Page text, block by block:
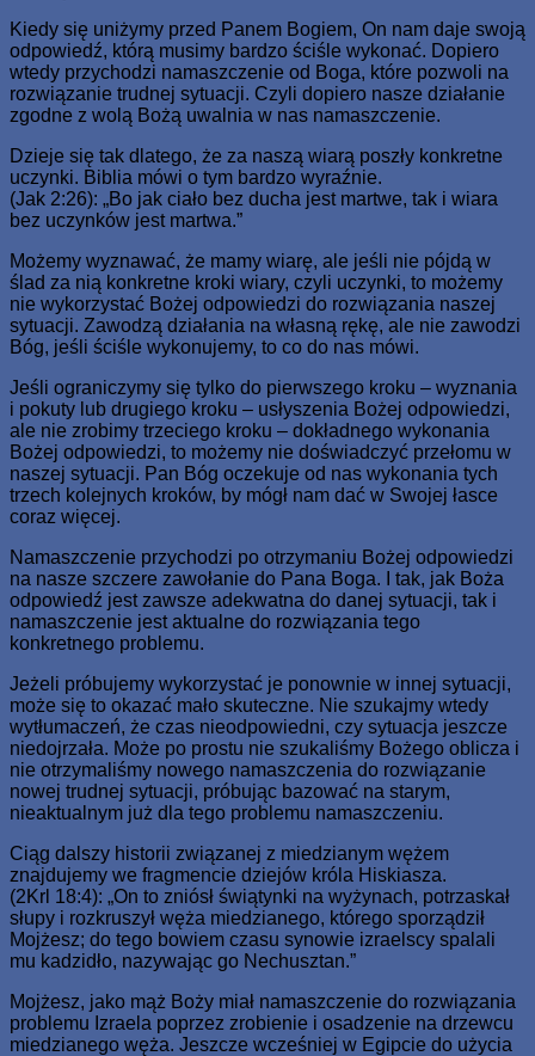
Kiedy się uniżymy przed Panem Bogiem, On nam daje swoją
odpowiedź, którą musimy bardzo ściśle wykonać. Dopiero
wtedy przychodzi namaszczenie od Boga, które pozwoli na
rozwiązanie trudnej sytuacji. Czyli dopiero nasze działanie
zgodne z wolą Bożą uwalnia w nas namaszczenie.
Dzieje się tak dlatego, że za naszą wiarą poszły konkretne
uczynki. Biblia mówi o tym bardzo wyraźnie.
(Jak 2:26): „Bo jak ciało bez ducha jest martwe, tak i wiara
bez uczynków jest martwa.”
Możemy wyznawać, że mamy wiarę, ale jeśli nie pójdą w
ślad za nią konkretne kroki wiary, czyli uczynki, to możemy
nie wykorzystać Bożej odpowiedzi do rozwiązania naszej
sytuacji. Zawodzą działania na własną rękę, ale nie zawodzi
Bóg, jeśli ściśle wykonujemy, to co do nas mówi.
Jeśli ograniczymy się tylko do pierwszego kroku – wyznania
i pokuty lub drugiego kroku – usłyszenia Bożej odpowiedzi,
ale nie zrobimy trzeciego kroku – dokładnego wykonania
Bożej odpowiedzi, to możemy nie doświadczyć przełomu w
naszej sytuacji. Pan Bóg oczekuje od nas wykonania tych
trzech kolejnych kroków, by mógł nam dać w Swojej łasce
coraz więcej.
Namaszczenie przychodzi po otrzymaniu Bożej odpowiedzi
na nasze szczere zawołanie do Pana Boga. I tak, jak Boża
odpowiedź jest zawsze adekwatna do danej sytuacji, tak i
namaszczenie jest aktualne do rozwiązania tego
konkretnego problemu.
Jeżeli próbujemy wykorzystać je ponownie w innej sytuacji,
może się to okazać mało skuteczne. Nie szukajmy wtedy
wytłumaczeń, że czas nieodpowiedni, czy sytuacja jeszcze
niedojrzała. Może po prostu nie szukaliśmy Bożego oblicza i
nie otrzymaliśmy nowego namaszczenia do rozwiązanie
nowej trudnej sytuacji, próbując bazować na starym,
nieaktualnym już dla tego problemu namaszczeniu.
Ciąg dalszy historii związanej z miedzianym wężem
znajdujemy we fragmencie dziejów króla Hiskiasza.
(2Krl 18:4): „On to zniósł świątynki na wyżynach, potrzaskał
słupy i rozkruszył węża miedzianego, którego sporządził
Mojżesz; do tego bowiem czasu synowie izraelscy spalali
mu kadzidło, nazywając go Nechusztan.”
Mojżesz, jako mąż Boży miał namaszczenie do rozwiązania
problemu Izraela poprzez zrobienie i osadzenie na drzewcu
miedzianego węża. Jeszcze wcześniej w Egipcie do użycia